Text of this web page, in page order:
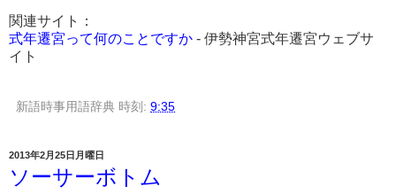
関連サイト：
式年遷宮って何のことですか - 伊勢神宮式年遷宮ウェブサ
イト
新語時事用語辞典 時刻: 9:35
2013年2月25日月曜日
ソーサーボトム